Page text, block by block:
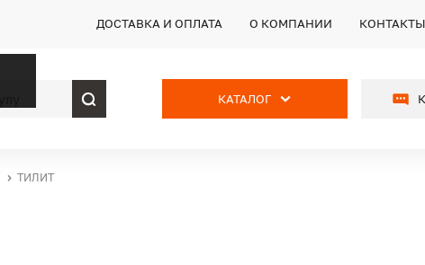
ДОСТАВКА И ОПЛАТА О КОМПАНИИ КОНТАКТЫ
КАТАЛОГ
ТИЛИТ